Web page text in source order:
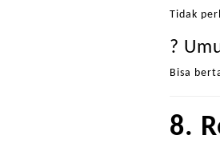
Tidak
?
Bisa
8.